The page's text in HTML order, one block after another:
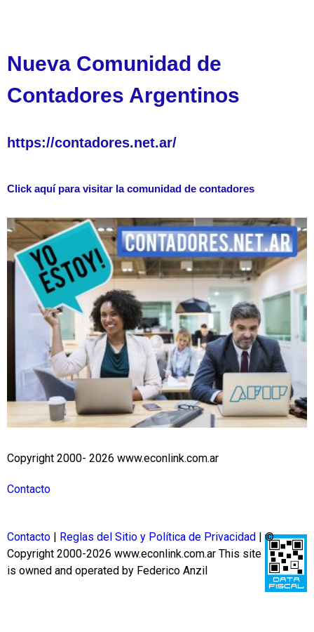
Nueva Comunidad de
Contadores Argentinos
https://contadores.net.ar/
Click aquí para visitar la comunidad de contadores
Copyright 2000- 2026 www.econlink.com.ar
Contacto
Contacto | Reglas del Sitio y Política de Privacidad | ©
Copyright 2000-2026 www.econlink.com.ar This site
is owned and operated by Federico Anzil